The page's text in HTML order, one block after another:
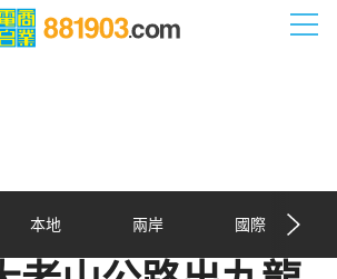
本地 兩岸 國際